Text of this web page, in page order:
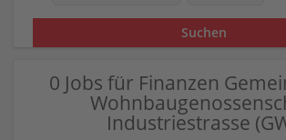
0 Jobs für Finanzen
Industriestrasse